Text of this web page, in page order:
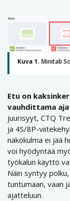
Kuva 1. Minitab
Etu on
vauhdittama
juurisyyt, CTQ
ja 4S/8P-
näkökulma ei jää
voi hyödyntää
työkalun käyttö
Näin syntyy
tuntumaan, vaan
ajatteluun.